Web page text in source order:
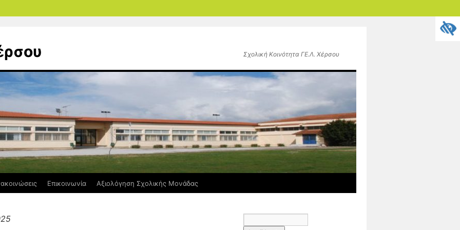
Σχολική Κοινότητα ΓΕ.Λ. Χέρσου
Επικοινωνία Αξιολόγηση Σχολικής Μονάδας